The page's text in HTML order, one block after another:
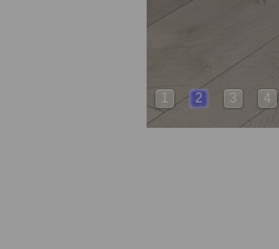
1 2 3 4